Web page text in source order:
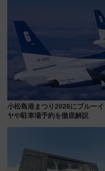
小松島港まつり2026にブルー
ヤや駐車場予約を徹底解説